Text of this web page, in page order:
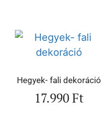
Hegyek- fali dekoráció
17.990Ft